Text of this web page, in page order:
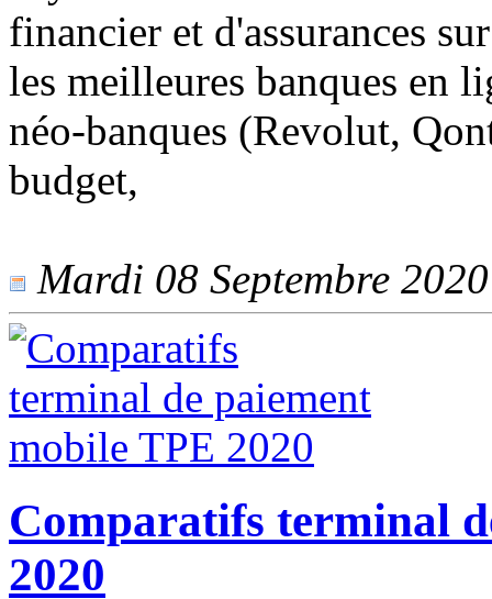
financier et d'assurances
les meilleures banques en
néo-banques (Revolut,
budget,
Mardi 08 Septembre
Comparatifs terminal
2020